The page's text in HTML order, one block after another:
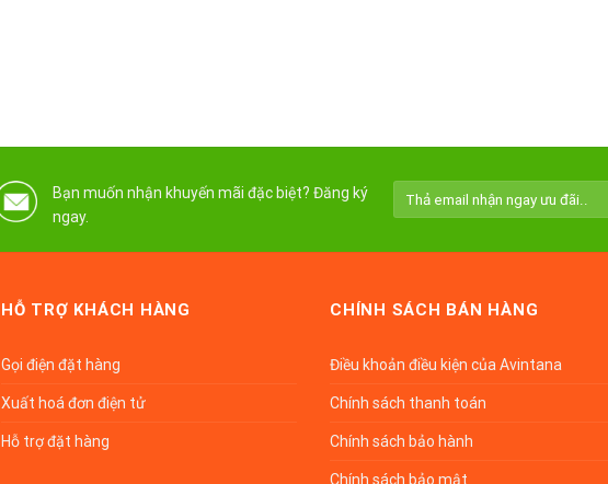
Bạn muốn nhận khuyến mãi đặc biệt? Đăng ký
ngay.
HỖ TRỢ KHÁCH HÀNG
Gọi điện đặt hàng
Xuất hoá đơn điện tử
Hỗ trợ đặt hàng
CHÍNH SÁCH BÁN HÀNG
Điều khoản điều kiện của Avintana
Chính sách thanh toán
Chính sách bảo hành
Chính sách bảo mật